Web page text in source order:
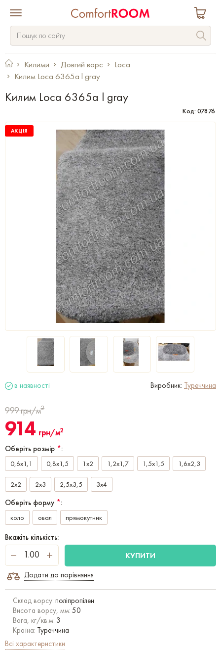
Килими Довгий ворс
Loca
Килим Loca 6365a l gray
Килим Loca 6365a l gray
Код: 07876
АКЦІЯ
в наявності Виробник: Туреччина
999грн/м2
914 грн/м2
Оберіть розмір *:
0,6x1,1 0,8x1,5 1x2 1,2x1,7 1,5x1,5 1,6x2,3
2x2 2x3 2,5x3,5 3x4
Оберіть форму *:
коло овал прямокутник
Вкажіть кількість:
КУПИТИ
Додати до порівняння
Склад ворсу: поліпропілен
Висота ворсу, мм: 50
Вага, кг/кв.м: 3
Країна: Туреччина
Всі характеристики